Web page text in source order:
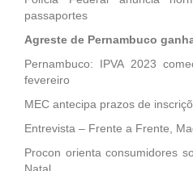
passaportes
Agreste de Pernambuco
Pernambuco: IPVA 2023
fevereiro
MEC antecipa prazos de
Entrevista – Frente a Frente,
Procon orienta consumidores